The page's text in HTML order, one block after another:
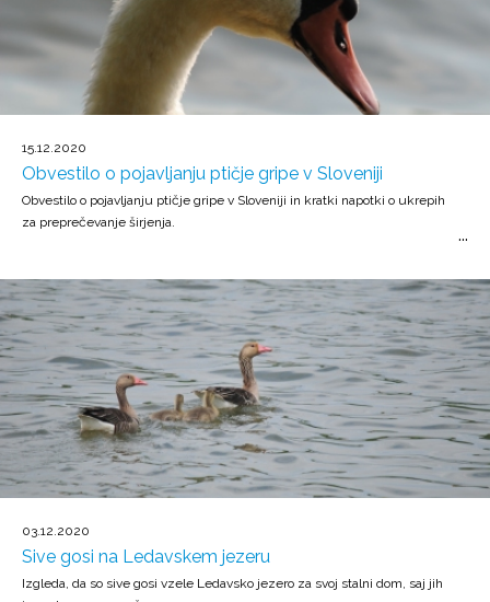
15.12.2020
Obvestilo o pojavljanju ptičje gripe v Sloveniji
Obvestilo o pojavljanju ptičje gripe v Sloveniji in kratki napotki o ukrepih
za preprečevanje širjenja.
03.12.2020
Sive gosi na Ledavskem jezeru
Izgleda, da so sive gosi vzele Ledavsko jezero za svoj stalni dom, saj jih